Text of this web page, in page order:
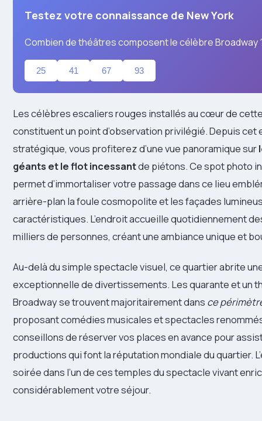
Testez votre connaissance de New York
Combien de théâtres composent le célèbre Broadway
25 41 67 93
Les célèbres escaliers rouges installés au cœur de
constituent un point d’observation privilégié. Depuis cet
stratégique, vous profiterez d’une vue panoramique sur
géants et le flot incessantde piétons. Ce spot photo
permet d’immortaliser votre passage dans ce lieu
arrière-plan la foule cosmopolite et les façades
caractéristiques. L’endroit accueille quotidiennement
milliers de personnes, créant une ambiance unique et
Au-delà du simple spectacle visuel, ce quartier abrite
exceptionnelle de divertissements. Les quarante et un
Broadway se trouvent majoritairement dans ce
proposant comédies musicales et spectacles
conseillons de réserver vos places en avance pour
productions qui font la réputation mondiale du quartier.
soirée dans l’un de ces temples du spectacle vivant
considérablement votre séjour.